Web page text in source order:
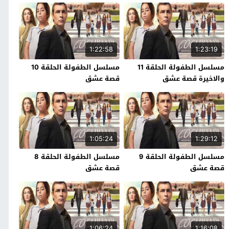
1:23:19
مسلسل الطفولة الحلقة 11
والاخيرة قصة عشق
1:22:58
مسلسل الطفولة الحلقة 10
قصة عشق
1:29:12
مسلسل الطفولة الحلقة 9
قصة عشق
1:05:24
مسلسل الطفولة الحلقة 8
قصة عشق